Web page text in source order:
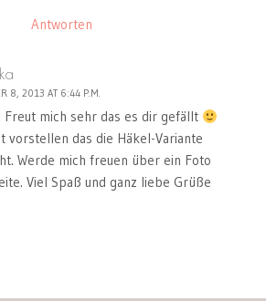
Antworten
8, 2013 AT 6:44 P.M.
Freut mich sehr das es dir gefällt
vorstellen das die Häkel-Variante
Werde mich freuen über ein Foto
Viel Spaß und ganz liebe Grüße